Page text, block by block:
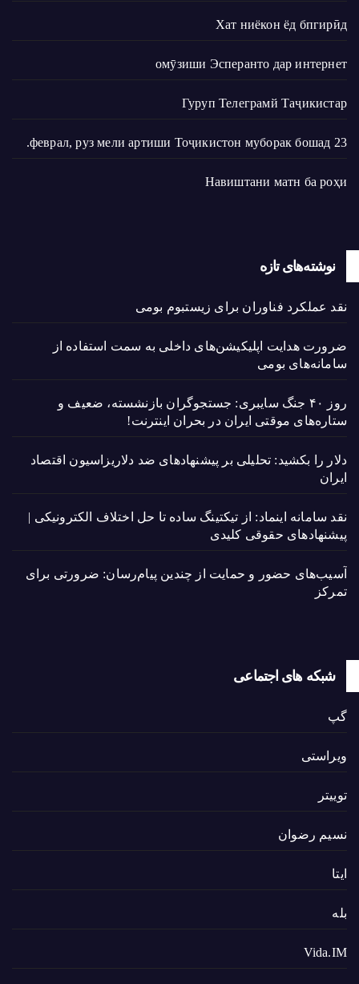
Хат ниёкон ёд бпгирӣд
омӯзиши Эсперанто дар интернет
Гуруп Телеграмй Таҷикистар
23 феврал, руз мели артиши Тоҷикистон муборак бошад.
Навиштани матн ба роҳи
نوشته‌های تازه
نقد عملکرد فناوران برای زیستبوم بومی
ضرورت هدایت اپلیکیشن‌های داخلی به سمت استفاده از
سامانه‌های بومی
روز ۴۰ جنگ سایبری: جستجوگران بازنشسته، ضعیف و
ستاره‌های موقتی ایران در بحران اینترنت!
دلار را بکشید: تحلیلی بر پیشنهادهای ضد دلاریزاسیون اقتصاد
ایران
نقد سامانه اینماد: از تیکتینگ ساده تا حل اختلاف الکترونیکی |
پیشنهادهای حقوقی کلیدی
آسیب‌های حضور و حمایت از چندین پیام‌رسان: ضرورتی برای
تمرکز
شبکه های اجتماعی
گپ
ویراستی
توییتر
نسیم رضوان
ایتا
بله
Vida.IM